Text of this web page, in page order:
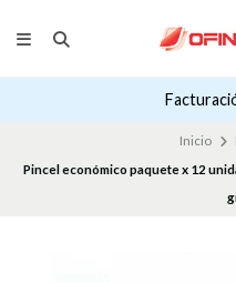
Inicio
Pincel económico paquete x 12